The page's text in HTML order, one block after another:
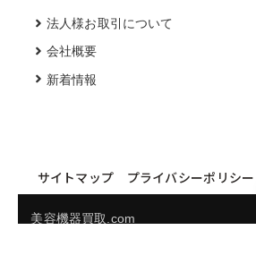
法人様お取引について
会社概要
新着情報
サイトマップ プライバシーポリシー
美容機器買取.com